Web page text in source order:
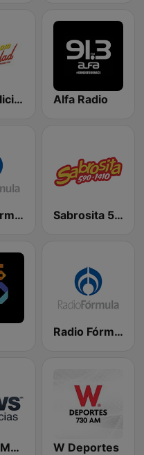
Radio Felicidad 1180 AM Alfa Radio
Radio Fórmula 103.3 FM Sabrosita 590 AM
Radio Fórmula 104.1 FM
Noticias MVS W Deportes